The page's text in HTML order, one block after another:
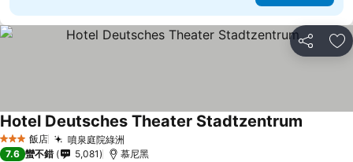
分享 加
3 星級 飯店 噴泉庭院綠洲
Hotel Deutsches Theater Stadtzentrum
7.6 蠻不錯 5,081 慕尼黑